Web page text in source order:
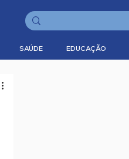
SAÚDE EDUCAÇÃO